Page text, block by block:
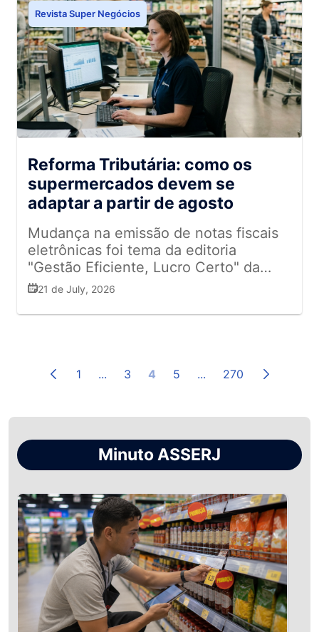
Revista Super Negócios
Reforma Tributária: como os
supermercados devem se
adaptar a partir de agosto
Mudança na emissão de notas fiscais
eletrônicas foi tema da editoria
"Gestão Eficiente, Lucro Certo" da
Revista Super Negócios
21 de July, 2026
1 ... 3 4 5 ... 270
Minuto ASSERJ